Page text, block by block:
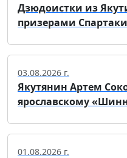
Дзюдоистки из
призерами
03.08.2026 г.
Якутянин Артем
ярославскому
01.08.2026 г.